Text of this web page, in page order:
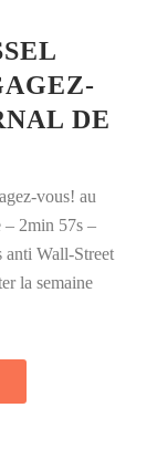
DE
vous! au
– 2min 57s –
anti Wall-Street
la semaine